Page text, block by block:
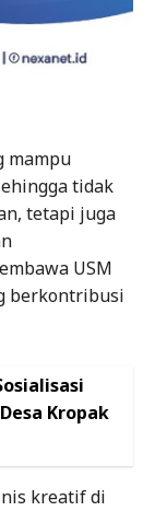
mampu
tidak
tetapi juga
USM
berkontribusi
Kropak
kreatif di